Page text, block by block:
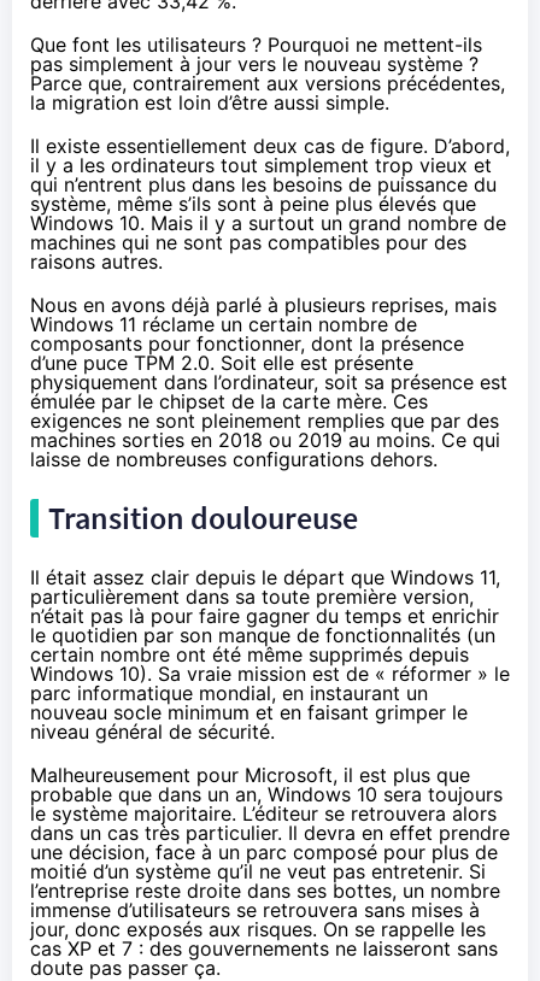
Que font les utilisateurs ? Pourquoi ne mettent-ils
pas simplement à jour vers le nouveau système ?
Parce que, contrairement aux versions précédentes,
la migration est loin d’être aussi simple.
Il existe essentiellement deux cas de figure. D’abord,
il y a les ordinateurs tout simplement trop vieux et
qui n’entrent plus dans les besoins de puissance du
système, même s’ils sont à peine plus élevés que
Windows 10. Mais il y a surtout un grand nombre de
machines qui ne sont pas compatibles pour des
raisons autres.
Nous en avons déjà parlé à plusieurs reprises, mais
Windows 11 réclame un certain nombre de
composants pour fonctionner, dont la présence
d’une puce TPM 2.0. Soit elle est présente
physiquement dans l’ordinateur, soit sa présence est
émulée par le chipset de la carte mère. Ces
exigences ne sont pleinement remplies que par des
machines sorties en 2018 ou 2019 au moins. Ce qui
laisse de nombreuses configurations dehors.
Transition douloureuse
Il était assez clair depuis le départ que Windows 11,
particulièrement dans sa toute première version,
n’était pas là pour faire gagner du temps et enrichir
le quotidien par son manque de fonctionnalités (un
certain nombre ont été même supprimés depuis
Windows 10). Sa vraie mission est de « réformer » le
parc informatique mondial, en instaurant un
nouveau socle minimum et en faisant grimper le
niveau général de sécurité.
Malheureusement pour Microsoft, il est plus que
probable que dans un an, Windows 10 sera toujours
le système majoritaire. L’éditeur se retrouvera alors
dans un cas très particulier. Il devra en effet prendre
une décision, face à un parc composé pour plus de
moitié d’un système qu’il ne veut pas entretenir. Si
l’entreprise reste droite dans ses bottes, un nombre
immense d’utilisateurs se retrouvera sans mises à
jour, donc exposés aux risques. On se rappelle les
cas XP et 7 : des gouvernements ne laisseront sans
doute pas passer ça.